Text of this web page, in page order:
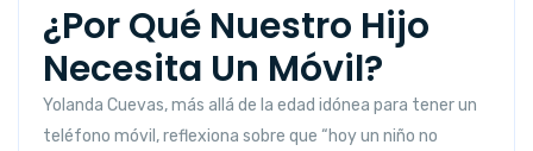
¿Por Qué Nuestro Hijo
Necesita Un Móvil?
Yolanda Cuevas, más allá de la edad idónea para tener un
teléfono móvil, reflexiona sobre que “hoy un niño no